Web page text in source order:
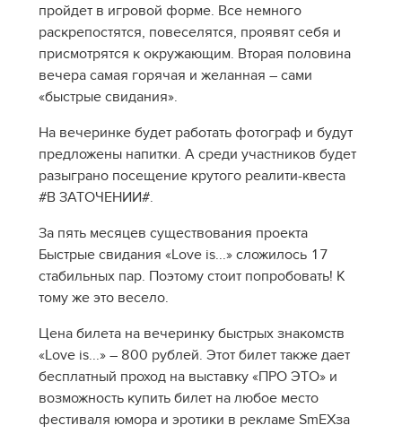
пройдет в игровой форме. Все немного
раскрепостятся, повеселятся, проявят себя и
присмотрятся к окружающим. Вторая половина
вечера самая горячая и желанная – сами
«быстрые свидания».
На вечеринке будет работать фотограф и будут
предложены напитки. А среди участников будет
разыграно посещение крутого реалити-квеста
#В ЗАТОЧЕНИИ#.
За пять месяцев существования проекта
Быстрые свидания «Love is...» сложилось 17
стабильных пар. Поэтому стоит попробовать! К
тому же это весело.
Цена билета на вечеринку быстрых знакомств
«Love is...» – 800 рублей. Этот билет также дает
бесплатный проход на выставку «ПРО ЭТО» и
возможность купить билет на любое место
фестиваля юмора и эротики в рекламе SmEXза